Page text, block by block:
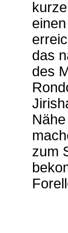
das
des
zum